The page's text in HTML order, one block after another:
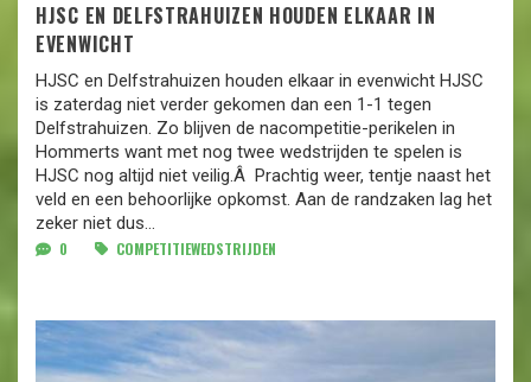
HJSC EN DELFSTRAHUIZEN HOUDEN ELKAAR IN
EVENWICHT
HJSC en Delfstrahuizen houden elkaar in evenwicht HJSC
is zaterdag niet verder gekomen dan een 1-1 tegen
Delfstrahuizen. Zo blijven de nacompetitie-perikelen in
Hommerts want met nog twee wedstrijden te spelen is
HJSC nog altijd niet veilig.Â Prachtig weer, tentje naast het
veld en een behoorlijke opkomst. Aan de randzaken lag het
zeker niet dus...
0 COMPETITIEWEDSTRIJDEN